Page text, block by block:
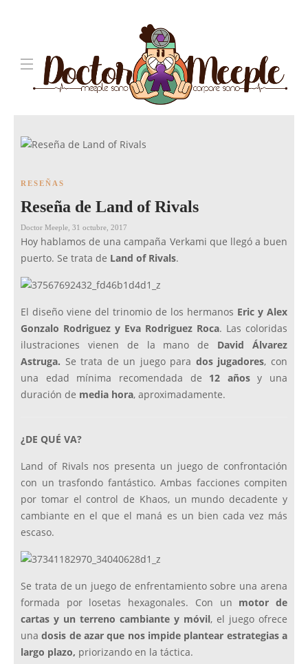
RESEÑAS
Reseña de Land of Rivals
Doctor Meeple 31 octubre, 2017
Hoy hablamos de una campaña Verkami que llegó a buen
puerto. Se trata de Land of Rivals.
El diseño viene del trinomio de los hermanos Eric y Alex
Gonzalo Rodriguez y Eva Rodriguez Roca. Las coloridas
ilustraciones vienen de la mano de David Álvarez
Astruga. Se trata de un juego para dos jugadores, con
una edad mínima recomendada de 12 añosy una
duración de media hora, aproximadamente.
¿DE QUÉ VA?
Land of Rivals nos presenta un juego de confrontación
con un trasfondo fantástico. Ambas facciones compiten
por tomar el control de Khaos, un mundo decadente y
cambiante en el que el maná es un bien cada vez más
escaso.
Se trata de un juego de enfrentamiento sobre una arena
formada por losetas hexagonales. Con un motor de
cartas y un terreno cambiante y móvil, el juego ofrece
unadosis de azar que nos impide plantear estrategias a
largo plazo, priorizando en la táctica.